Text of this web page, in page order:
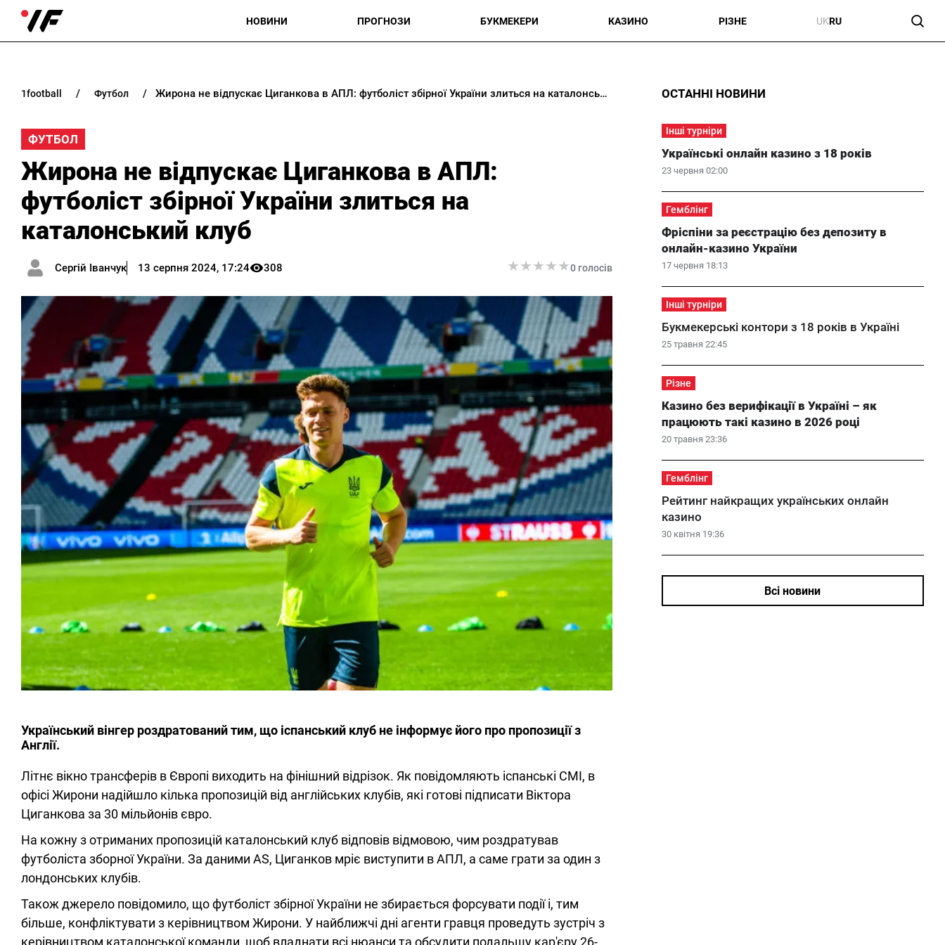
НОВИНИ ПРОГНОЗИ БУКМЕКЕРИ КАЗИНО РІЗНЕ UKRU
1football футбол Жирона не відпускає Циганкова в АПЛ: футболіст збірної України злиться на каталонський клуб
ФУТБОЛ
Жирона не відпускає Циганкова в АПЛ:
футболіст збірної України злиться на
каталонський клуб
Сергій Іванчук 13 серпня 2024, 17:24 308 ★★★★★
★★★★★0 голосів
Український вінгер роздратований тим, що іспанський клуб не інформує його про пропозиції з
Англії.
Літнє вікно трансферів в Європі виходить на фінішний відрізок. Як повідомляють іспанські СМІ, в
офісі Жирони надійшло кілька пропозицій від англійських клубів, які готові підписати Віктора
Циганкова за 30 мільйонів євро.
На кожну з отриманих пропозицій каталонський клуб відповів відмовою, чим роздратував
футболіста зборної України. За даними AS, Циганков мріє виступити в АПЛ, а саме грати за один з
лондонських клубів.
Також джерело повідомило, що футболіст збірної України не збирається форсувати події і, тим
більше, конфліктувати з керівництвом Жирони. У найближчі дні агенти гравця проведуть зустріч з
керівництвом каталонської команди, щоб владнати всі нюанси та обсудити подальшу кар'єру 26-
ОСТАННІ НОВИНИ
Інші турніри
23 червня 02:00
Українські онлайн казино з 18 років
Гемблінг
17 червня 18:13
Фріспіни за реєстрацію без депозиту в
онлайн-казино України
Інші турніри
25 травня 22:45
Букмекерські контори з 18 років в Україні
Різне
20 травня 23:36
Казино без верифікації в Україні – як
працюють такі казино в 2026 році
Гемблінг
30 квітня 19:36
Рейтинг найкращих українських онлайн
казино
Всі новини